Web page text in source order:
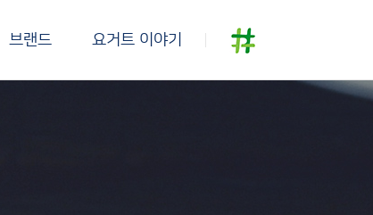
브랜드 요거트 이야기